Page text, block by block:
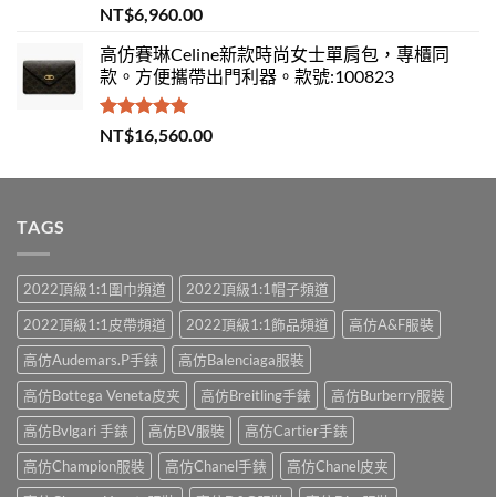
評分 5.00
滿分 5
NT$6,960.00
高仿賽琳Celine新款時尚女士單肩包，專櫃同
款。方便攜帶出門利器。款號:100823
評分5.00
滿分 5
NT$16,560.00
TAGS
2022頂級1:1圍巾頻道
2022頂級1:1帽子頻道
2022頂級1:1皮帶頻道
2022頂級1:1飾品頻道
高仿A&F服裝
高仿Audemars.P手錶
高仿Balenciaga服裝
高仿Bottega Veneta皮夹
高仿Breitling手錶
高仿Burberry服裝
高仿Bvlgari 手錶
高仿BV服裝
高仿Cartier手錶
高仿Champion服裝
高仿Chanel手錶
高仿Chanel皮夹